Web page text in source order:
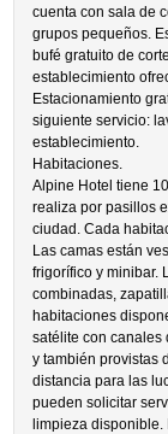
cuenta con sala de
grupos pequeños.
bufé gratuito de
establecimiento
Estacionamiento
siguiente servicio:
establecimiento.
Habitaciones.
Alpine Hotel tiene
realiza por pasillos
ciudad. Cada
Las camas están
frigorífico y minibar.
combinadas,
habitaciones
satélite con canales
y también provistas
distancia para las
pueden solicitar
limpieza